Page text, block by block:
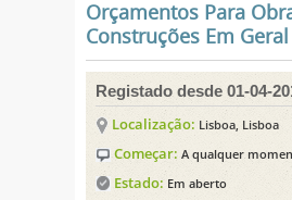
Orçamentos Para
Construções Em Geral
Registado desde 01-04-
Localização: Lisboa, Lisboa
Começar: A qualquer
Estado: Em aberto